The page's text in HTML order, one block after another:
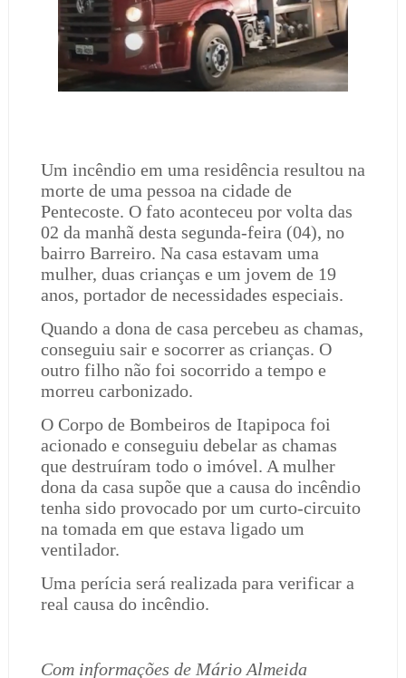
Um incêndio em uma residência resultou na
morte de uma pessoa na cidade de
Pentecoste. O fato aconteceu por volta das
02 da manhã desta segunda-feira (04), no
bairro Barreiro. Na casa estavam uma
mulher, duas crianças e um jovem de 19
anos, portador de necessidades especiais.
Quando a dona de casa percebeu as chamas,
conseguiu sair e socorrer as crianças. O
outro filho não foi socorrido a tempo e
morreu carbonizado.
O Corpo de Bombeiros de Itapipoca foi
acionado e conseguiu debelar as chamas
que destruíram todo o imóvel. A mulher
dona da casa supõe que a causa do incêndio
tenha sido provocado por um curto-circuito
na tomada em que estava ligado um
ventilador.
Uma perícia será realizada para verificar a
real causa do incêndio.
Com informações de Mário Almeida